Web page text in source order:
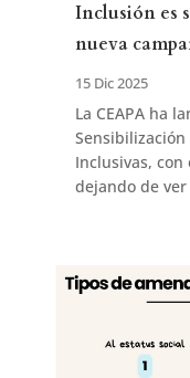
Inclusión es
nueva
15 Dic 2025
La CEAPA ha
Sensibilización
Inclusivas,
dejando de